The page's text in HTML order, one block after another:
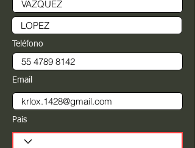
Teléfono
Email
Pais